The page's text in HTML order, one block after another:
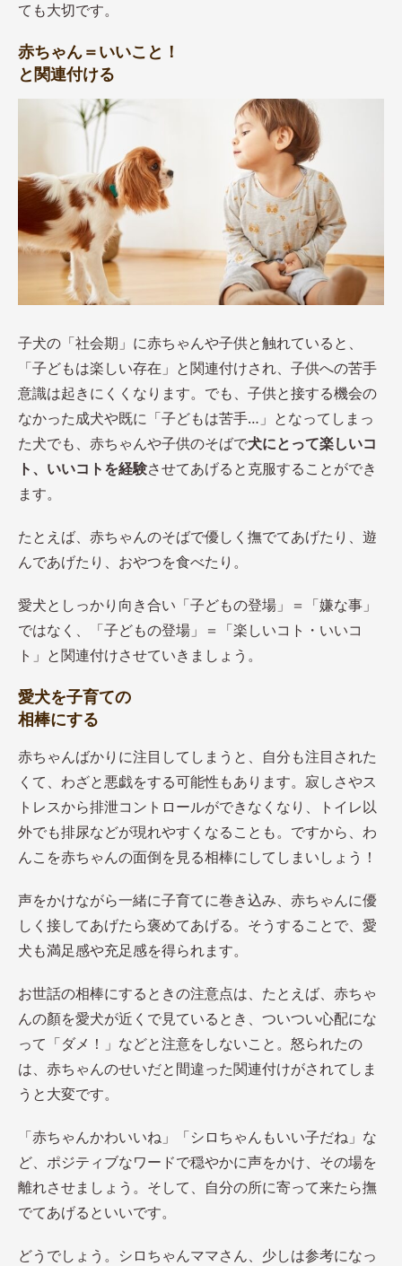
ても大切です。
赤ちゃん＝いいこと！
と関連付ける
子犬の「社会期」に赤ちゃんや子供と触れていると、
「子どもは楽しい存在」と関連付けされ、子供への苦手
意識は起きにくくなります。でも、子供と接する機会の
なかった成犬や既に「子どもは苦手…」となってしまっ
た犬でも、赤ちゃんや子供のそばで犬にとって楽しいコ
ト、いいコトを経験させてあげると克服することができ
ます。
たとえば、赤ちゃんのそばで優しく撫でてあげたり、遊
んであげたり、おやつを食べたり。
愛犬としっかり向き合い「子どもの登場」＝「嫌な事」
ではなく、「子どもの登場」＝「楽しいコト・いいコ
ト」と関連付けさせていきましょう。
愛犬を子育ての
相棒にする
赤ちゃんばかりに注目してしまうと、自分も注目された
くて、わざと悪戯をする可能性もあります。寂しさやス
トレスから排泄コントロールができなくなり、トイレ以
外でも排尿などが現れやすくなることも。ですから、わ
んこを赤ちゃんの面倒を見る相棒にしてしまいしょう！
声をかけながら一緒に子育てに巻き込み、赤ちゃんに優
しく接してあげたら褒めてあげる。そうすることで、愛
犬も満足感や充足感を得られます。
お世話の相棒にするときの注意点は、たとえば、赤ちゃ
んの顏を愛犬が近くで見ているとき、ついつい心配にな
って「ダメ！」などと注意をしないこと。怒られたの
は、赤ちゃんのせいだと間違った関連付けがされてしま
うと大変です。
「赤ちゃんかわいいね」「シロちゃんもいい子だね」な
ど、ポジティブなワードで穏やかに声をかけ、その場を
離れさせましょう。そして、自分の所に寄って来たら撫
でてあげるといいです。
どうでしょう。シロちゃんママさん、少しは参考になっ